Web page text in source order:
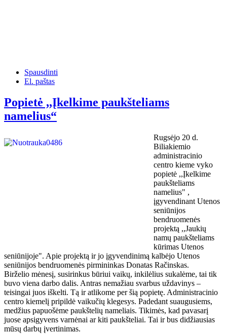
Spausdinti
El. paštas
Popietė ,,Įkelkime paukšteliams
namelius“
Rugsėjo 20 d.
Biliakiemio
administracinio
centro kieme vyko
popietė ,,Įkelkime
paukšteliams
namelius" ,
įgyvendinant Utenos
seniūnijos
bendruomenės
projektą ,,Jaukių
namų paukšteliams
kūrimas Utenos
seniūnijoje". Apie projektą ir jo įgyvendinimą kalbėjo Utenos
seniūnijos bendruomenės pirmininkas Donatas Račinskas.
Birželio mėnesį, susirinkus būriui vaikų, inkilėlius sukalėme, tai tik
buvo viena darbo dalis. Antras nemažiau svarbus uždavinys –
teisingai juos iškelti. Tą ir atlikome per šią popietę. Administracinio
centro kiemelį pripildė vaikučių klegesys. Padedant suaugusiems,
medžius papuošėme paukštelių nameliais. Tikimės, kad pavasarį
juose apsigyvens varnėnai ar kiti paukšteliai. Tai ir bus didžiausias
mūsų darbų įvertinimas.